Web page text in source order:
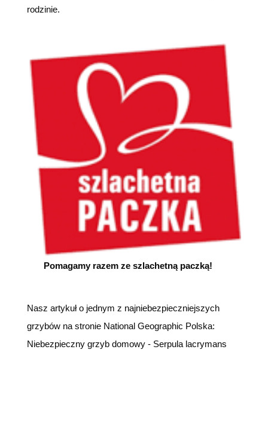
rodzinie.
Pomagamy razem ze szlachetną paczką!
Nasz artykuł o jednym z najniebezpieczniejszych
grzybów na stronie National Geographic Polska:
Niebezpieczny grzyb domowy - Serpula lacrymans